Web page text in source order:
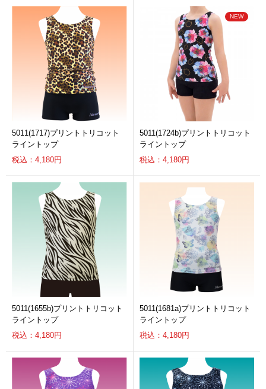
5011(1717)プリントトリコット
ライントップ
税込：4,180円
5011(1724b)プリントトリコット
ライントップ
税込：4,180円
5011(1655b)プリントトリコット
ライントップ
税込：4,180円
5011(1681a)プリントトリコット
ライントップ
税込：4,180円